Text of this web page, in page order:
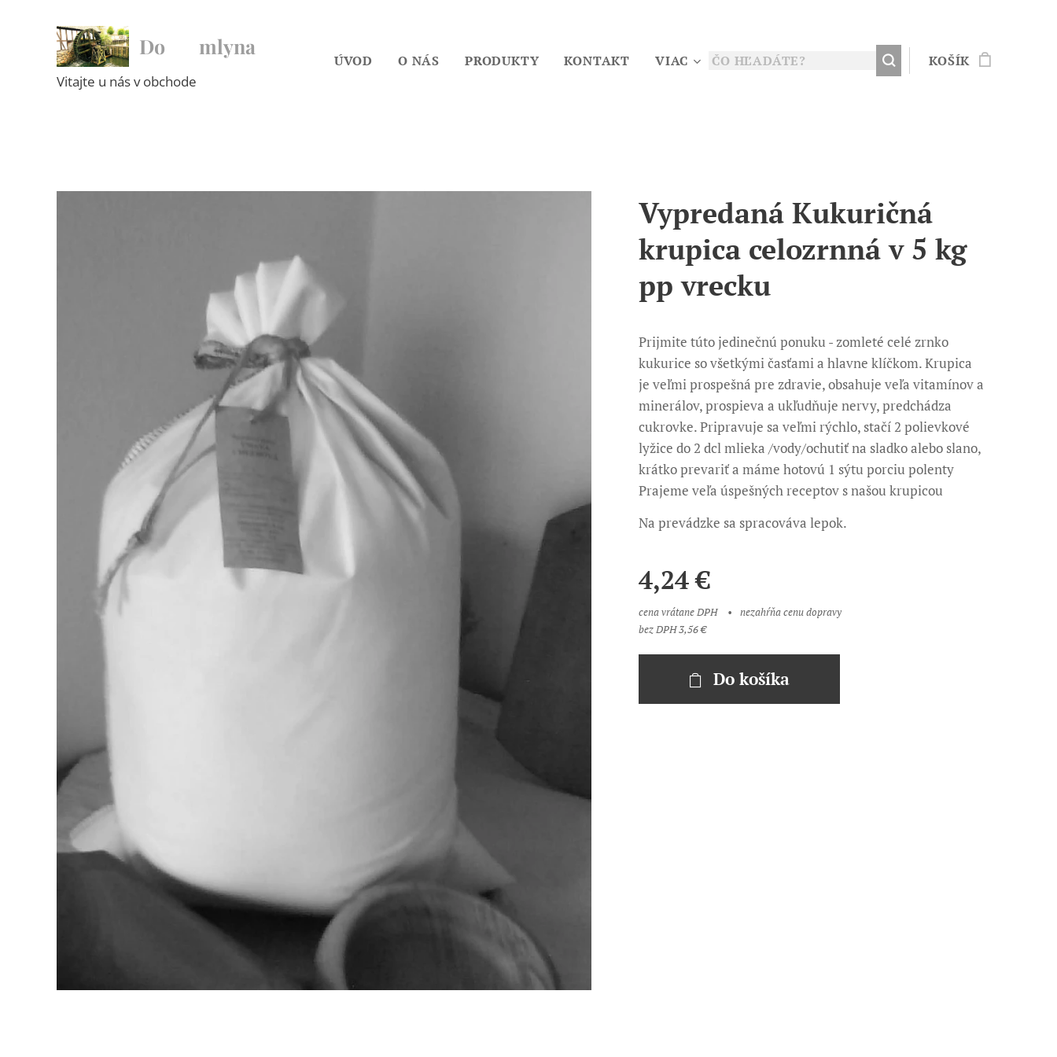
Do ♥ mlyna
Vitajte u nás v obchode
ÚVOD O NÁS PRODUKTY KONTAKT VIAC KOŠÍK
Vypredaná Kukuričná
krupica celozrnná v 5 kg
pp vrecku
Prijmite túto jedinečnú ponuku - zomleté celé zrnko
kukurice so všetkými časťami a hlavne klíčkom. Krupica
je veľmi prospešná pre zdravie, obsahuje veľa vitamínov a
minerálov, prospieva a ukľudňuje nervy, predchádza
cukrovke. Pripravuje sa veľmi rýchlo, stačí 2 polievkové
lyžice do 2 dcl mlieka /vody/ochutiť na sladko alebo slano,
krátko prevariť a máme hotovú 1 sýtu porciu polenty
Prajeme veľa úspešných receptov s našou krupicou
Na prevádzke sa spracováva lepok.
4,24€
cena vrátane DPH
nezahŕňa cenu dopravy
bez DPH 3,56 €
Do košíka